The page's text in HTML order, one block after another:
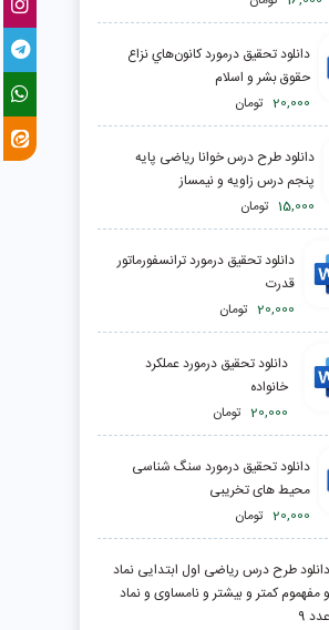
دانلود تحقیق درمورد كانون‌هاي نزاع
حقوق بشر و اسلام
20,000 تومان
دانلود طرح درس خوانا ریاضی پایه
پنجم درس زاویه و نیمساز
15,000 تومان
دانلود تحقیق درمورد ترانسفورماتور
قدرت
20,000 تومان
دانلود تحقیق درمورد عملكرد
خانواده
20,000 تومان
دانلود تحقیق درمورد سنگ شناسی
محیط های تخریبی
20,000 تومان
دانلود طرح درس ریاضی اول ابتدایی نماد
و مفهموم کمتر و بیشتر و نامساوی و نماد
عدد 9